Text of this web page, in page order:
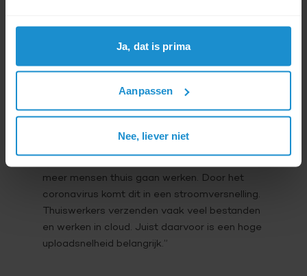
Ja, dat is prima
Aanpassen
Nee, liever niet
steeds verder toenemen. Elk jaar groeit ons
dataverbruik met 40 procent. Met deze
behoefte voorzien. Met deze nieuwe
uploadsnelheden blijft ons netwerk het beste
meer mensen thuis gaan werken. Door het
coronavirus komt dit in een stroomversnelling.
Thuiswerkers verzenden vaak veel bestanden
en werken in cloud. Juist daarvoor is een hoge
uploadsnelheid belangrijk.”